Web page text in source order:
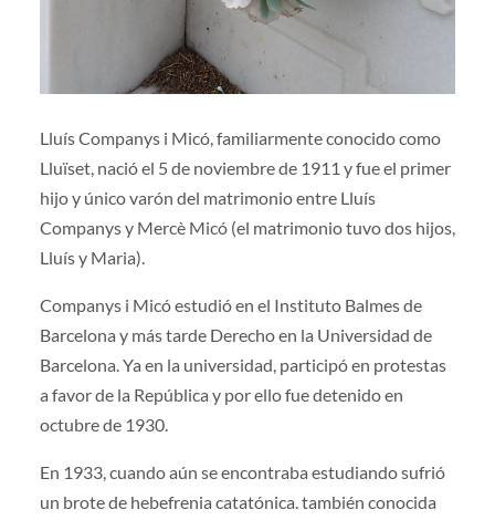
Lluís Companys i Micó, familiarmente conocido como
Lluïset, nació el 5 de noviembre de 1911 y fue el primer
hijo y único varón del matrimonio entre Lluís
Companys y Mercè Micó (el matrimonio tuvo dos hijos,
Lluís y Maria).
Companys i Micó estudió en el Instituto Balmes de
Barcelona y más tarde Derecho en la Universidad de
Barcelona. Ya en la universidad, participó en protestas
a favor de la República y por ello fue detenido en
octubre de 1930.
En 1933, cuando aún se encontraba estudiando sufrió
un brote de hebefrenia catatónica. también conocida